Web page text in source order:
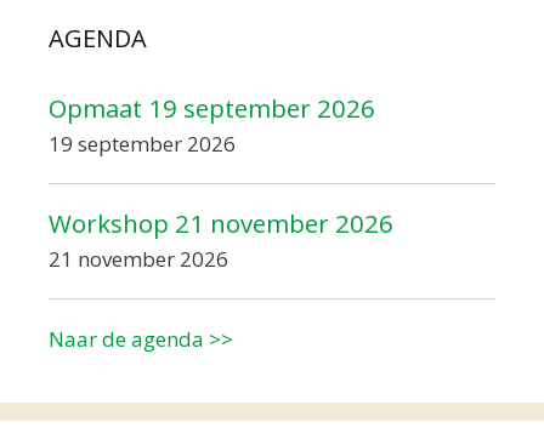
AGENDA
Opmaat 19 september 2026
19 september 2026
Workshop 21 november 2026
21 november 2026
Naar de agenda >>